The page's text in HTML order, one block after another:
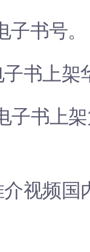
书号。
书上架
子书上
视频国